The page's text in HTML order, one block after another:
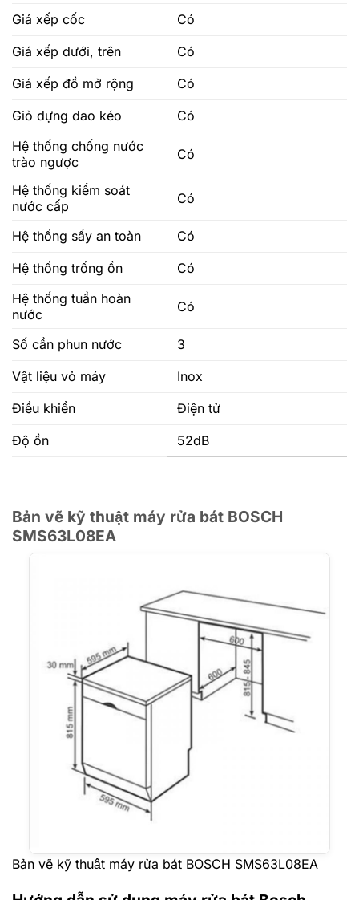
Giá xếp cốc
Có
Giá xếp dưới, trên
Có
Giá xếp đồ mở rộng
Có
Giỏ dựng dao kéo
Có
Hệ thống chống nước
trào ngược
Có
Hệ thống kiểm soát
nước cấp
Có
Hệ thống sấy an toàn
Có
Hệ thống trống ồn
Có
Hệ thống tuần hoàn
nước
Có
Số cần phun nước
3
Vật liệu vỏ máy
Inox
Điều khiển
Điện tử
Độ ồn
52dB
Bản vẽ kỹ thuật máy rửa bát BOSCH
SMS63L08EA
Bản vẽ kỹ thuật máy rửa bát BOSCH SMS63L08EA